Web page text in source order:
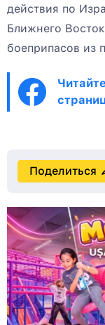
действия по
Ближнего
боеприпасов из
Поделиться